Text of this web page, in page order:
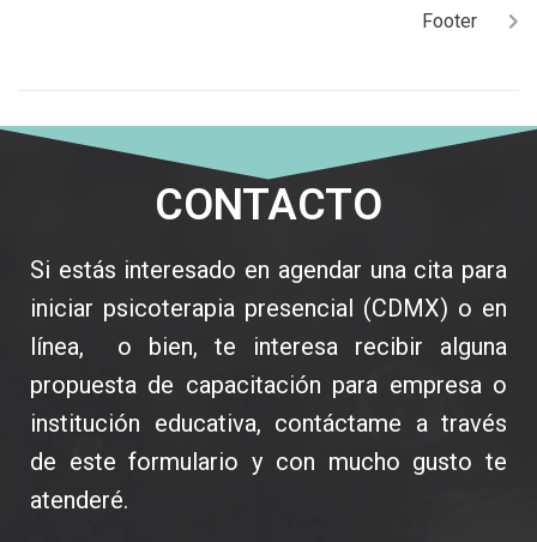
Footer
CONTACTO
Si estás interesado en agendar una cita para
iniciar psicoterapia presencial (CDMX) o en
línea, o bien, te interesa recibir alguna
propuesta de capacitación para empresa o
institución educativa, contáctame a través
de este formulario y con mucho gusto te
atenderé.